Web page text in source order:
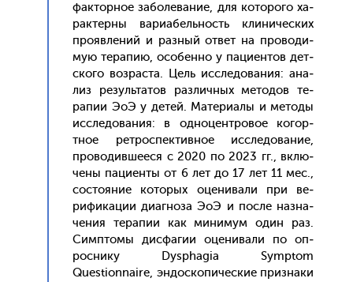
фак­торное за­боле­вание, для ко­торо­го ха­
рак­терны ва­ри­абель­ность кли­ничес­ких
про­яв­ле­ний и раз­ный от­вет на про­води­
мую те­рапию, осо­бен­но у па­ци­ен­тов дет­
ско­го воз­раста. Цель ис­сле­дова­ния: ана­
лиз ре­зуль­та­тов раз­личных ме­тодов те­
рапии Э­оЭ у де­тей. Ма­тери­алы и ме­тоды
ис­сле­дова­ния: в од­но­цен­тро­вое ко­гор­
тное рет­роспек­тивное ис­сле­дова­ние,
про­водив­ше­еся с 2020 по 2023 гг., вклю­
чены па­ци­ен­ты от 6 лет до 17 лет 11 мес.,
сос­то­яние ко­торых оце­нива­ли при ве­
рифи­кации ди­аг­но­за Э­оЭ и пос­ле наз­на­
чения те­рапии как ми­нимум один раз.
Сим­пто­мы дис­фа­гии оце­нива­ли по оп­
росни­ку Dysphagia Symptom
Questionnaire, эн­доско­пичес­кие приз­на­ки